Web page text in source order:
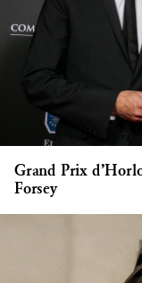
Grand Prix
Forsey